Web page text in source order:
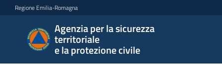
Vai al contenuto
Vai alla navigazione
Vai al footer
Regione Emilia-Romagna
Agenzia per la sicurezza
territoriale
e la protezione civile
Agenzia
per la
sicurezza